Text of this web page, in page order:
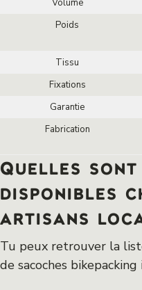
Volume
Poids
Tissu
Fixations
Garantie
Fabrication
Quelles
disponibles
artisans
Tu peux retrouver la
de sacoches bikepacking